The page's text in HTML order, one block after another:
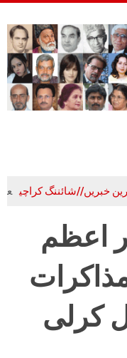
شائننگ کراچی
اعظم
کرلی